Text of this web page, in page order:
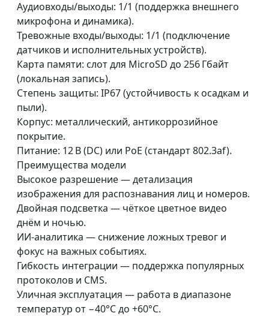
Аудиовходы/выходы: 1/1 (поддержка внешнего
микрофона и динамика).
Тревожные входы/выходы: 1/1 (подключение
датчиков и исполнительных устройств).
Карта памяти: слот для MicroSD до 256 Гбайт
(локальная запись).
Степень защиты: IP67 (устойчивость к осадкам и
пыли).
Корпус: металлический, антикоррозийное
покрытие.
Питание: 12 В (DC) или PoE (стандарт 802.3af).
Преимущества модели
Высокое разрешение — детализация
изображения для распознавания лиц и номеров.
Двойная подсветка — чёткое цветное видео
днём и ночью.
ИИ‑аналитика — снижение ложных тревог и
фокус на важных событиях.
Гибкость интеграции — поддержка популярных
протоколов и CMS.
Уличная эксплуатация — работа в диапазоне
температур от −40°C до +60°C.